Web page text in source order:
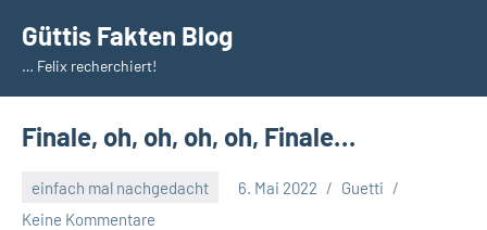
Inhalt
springen
Güttis Fakten Blog
… Felix recherchiert!
Finale, oh, oh, oh, oh, Finale…
einfach mal nachgedacht 6. Mai 2022
Guetti
Keine Kommentare